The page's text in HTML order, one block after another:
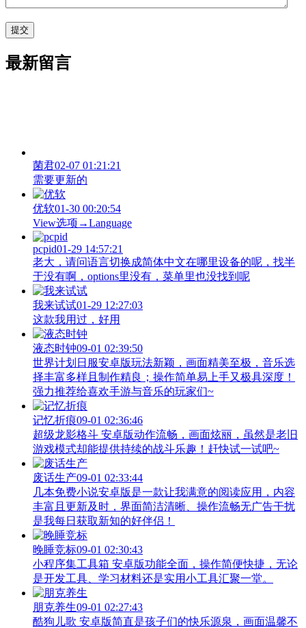
最新留言
菌君02-07 01:21:21
需要更新的
优软01-30 00:20:54
View‌选项→Language
pcpid01-29 14:57:21
老大，请问语言切换成简体中文在哪里设备的呢，找半
于没有啊，options里没有，菜单里也没找到呢
我来试试01-29 12:27:03
这款我用过，好用
液态时钟09-01 02:39:50
世界计划日服安卓版玩法新颖，画面精美至极，音乐选
择丰富多样且制作精良；操作简单易上手又极具深度！
强力推荐给喜欢手游与音乐的玩家们~
记忆折痕09-01 02:36:46
超级龙影格斗 安卓版动作流畅，画面炫丽，虽然是老旧
游戏模式却能提供持续的战斗乐趣！赶快试一试吧~
废话生产09-01 02:33:44
几本免费小说安卓版是一款让我满意的阅读应用，内容
丰富且更新及时，界面简洁清晰、操作流畅无广告干扰
是我每日获取新知的好伴侣！
晚睡竞标09-01 02:30:43
小程序集工具箱 安卓版功能全面，操作简便快捷，无论
是开发工具、学习材料还是实用小工具汇聚一堂。
朋克养生09-01 02:27:43
酷狗儿歌 安卓版简直是孩子们的快乐源泉，画面温馨不